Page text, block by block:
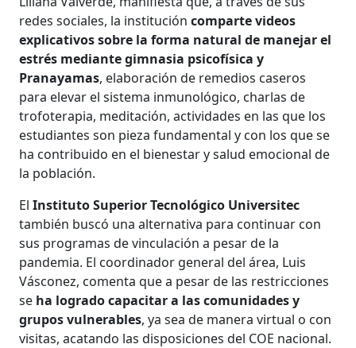
redes sociales, la institucióncomparte videos
explicativos sobre la forma natural de manejar el
estrés mediante gimnasia psicofísica y
Pranayamas, elaboración de remedios caseros
para elevar el sistema inmunológico, charlas de
trofoterapia, meditación, actividades en las que los
estudiantes son pieza fundamental y con los que se
ha contribuido en el bienestar y salud emocional de
la población.
El Instituto Superior Tecnológico Universitec
también buscó una alternativa para continuar con
sus programas de vinculación a pesar de la
pandemia. El coordinador general del área, Luis
Vásconez, comenta que a pesar de las restricciones
se ha logrado capacitar a las comunidades y
grupos vulnerables, ya sea de manera virtual o con
visitas, acatando las disposiciones del COE nacional.